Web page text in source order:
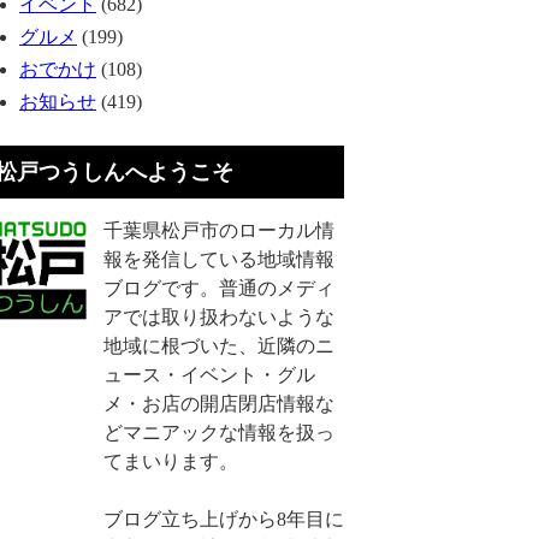
イベント (682)
グルメ (199)
おでかけ (108)
お知らせ (419)
戸つうしんへようこそ
千葉県松戸市のローカル情
報を発信している地域情報
ブログです。普通のメディ
アでは取り扱わないような
地域に根づいた、近隣のニ
ュース・イベント・グル
メ・お店の開店閉店情報な
どマニアックな情報を扱っ
てまいります。
ブログ立ち上げから8年目に